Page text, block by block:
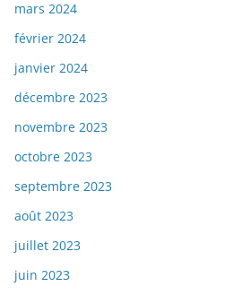
mars 2024
février 2024
janvier 2024
décembre 2023
novembre 2023
octobre 2023
septembre 2023
août 2023
juillet 2023
juin 2023